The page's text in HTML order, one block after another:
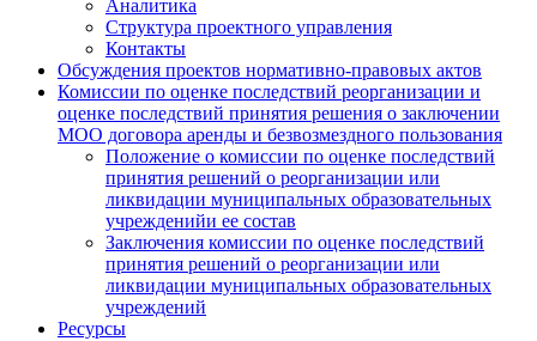
Аналитика
Структура проектного управления
Контакты
Обсуждения проектов нормативно-правовых актов
Комиссии по оценке последствий реорганизации и
оценке последствий принятия решения о заключении
МОО договора аренды и безвозмездного пользования
Положение о комиссии по оценке последствий
принятия решений о реорганизации или
ликвидации муниципальных образовательных
учрежденийи ее состав
Заключения комиссии по оценке последствий
принятия решений о реорганизации или
ликвидации муниципальных образовательных
учреждений
Ресурсы